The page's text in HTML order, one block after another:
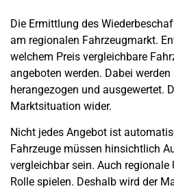
Die Ermittlung des
am regionalen Fahrzeugmarkt.
welchem Preis vergleichbare
angeboten werden. Dabei
herangezogen und ausgewertet.
Marktsituation wider.
Nicht jedes Angebot ist
Fahrzeuge müssen hinsichtlich
vergleichbar sein. Auch regionale
Rolle spielen. Deshalb wird der